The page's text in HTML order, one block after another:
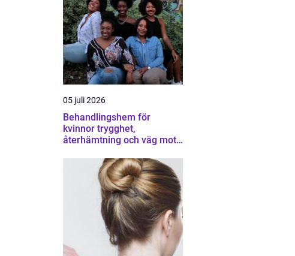
05 juli 2026
Behandlingshem för
kvinnor trygghet,
återhämtning och väg mot